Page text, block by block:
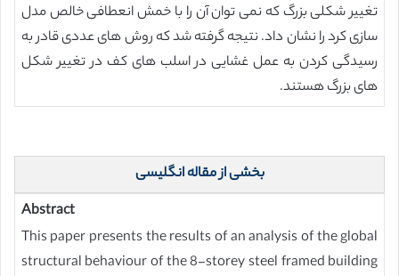
تغییر شکلی بزرگ که نمی توان آن را با خمش انعطافی خالص مدل
سازی کرد را نشان داد. نتیجه گرفته شد که روش های عددی قادر به
رسیدگی کردن به عمل غشایی در اسلب های کف در تغییر شکل
های بزرگ هستند.
بخشی از مقاله انگلیسی
Abstract
This paper presents the results of an analysis of the global
structural behaviour of the 8-storey steel framed building